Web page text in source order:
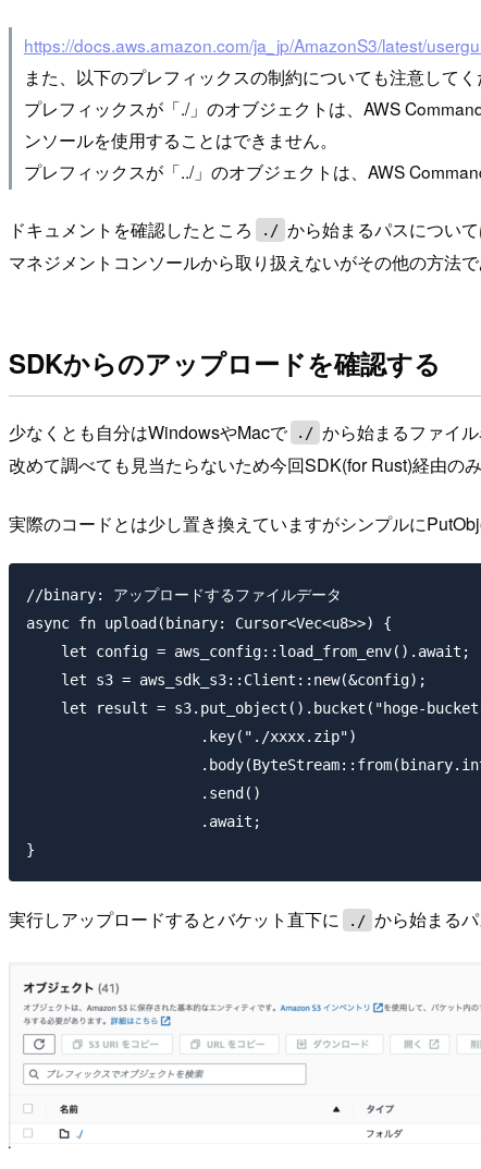
https://docs.aws.amazon.com/ja_jp/AmazonS3/latest/
また、以下のプレフィックスの制約についても注意してく
プレフィックスが「./」のオブジェクトは、AWS
ンソールを使用することはできません。
プレフィックスが「../」のオブジェクトは、AWS
ドキュメントを確認したところ ./ から始まるパスについ
マネジメントコンソールから取り扱えないがその他の方法
SDKからのアップロードを確認する
少なくとも自分はWindowsやMacで ./ から始まるファイ
改めて調べても見当たらないため今回SDK(for Rust)経由の
実際のコードとは少し置き換えていますがシンプルに
//binary: アップロードするファイルデータ
async fn upload(binary: Cursor<Vec<u8>>) {
    let config = aws_config::load_from_env().await;
    let s3 = aws_sdk_s3::Client::new(&config);
let result = s3.put_object().bucket("hoge-
                    .key("./xxxx.zip")
                    .send()
                    .await;
実行しアップロードするとバケット直下に ./ から始まるパ